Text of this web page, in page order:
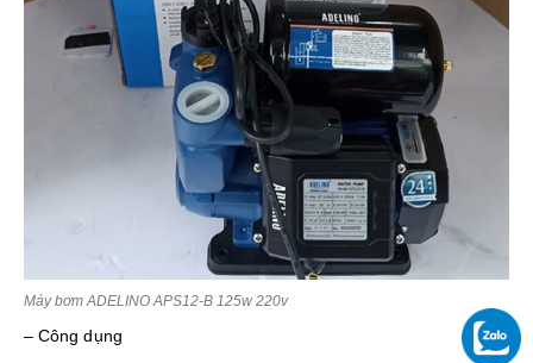
Máy bơm ADELINO APS12-B 125w 220v
– Công dụng